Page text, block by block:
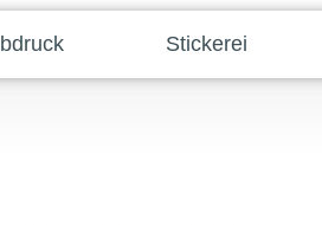
Stickerei